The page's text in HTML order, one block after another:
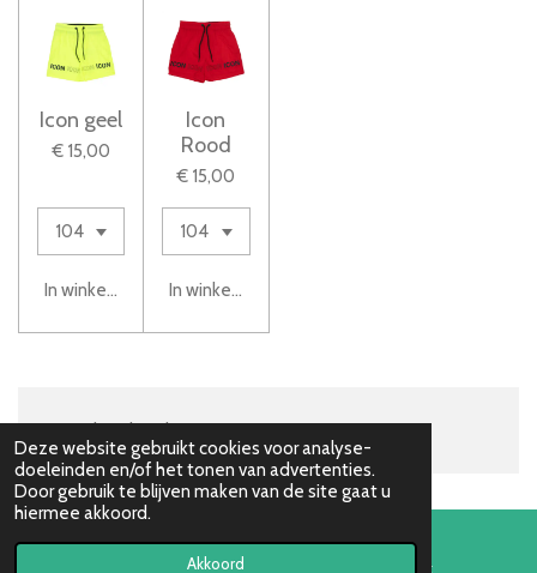
Deze website gebruikt cookies voor analyse-
doeleinden en/of het tonen van advertenties.
Door gebruik te blijven maken van de site gaat u
hiermee akkoord.
Akkoord
Icon geel
€ 15,00
In winkelwagen
Icon
Rood
€ 15,00
In winkelwagen
Lynn's handmade & more
Facebook